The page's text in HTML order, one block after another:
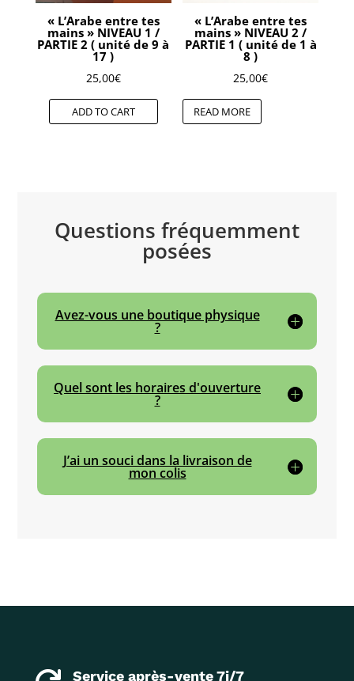
« L’Arabe entre tes
mains » NIVEAU 1 /
PARTIE 2 ( unité de 9 à
17 )
25,00€
ADD TO CART
« L’Arabe entre tes
mains » NIVEAU 2 /
PARTIE 1 ( unité de 1 à
8 )
25,00€
READ MORE
Questions fréquemment
posées
Avez-vous une boutique physique
?
Quel sont les horaires d'ouverture
?
J’ai un souci dans la livraison de
mon colis
Service après-vente 7j/7